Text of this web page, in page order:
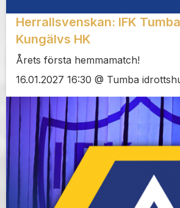
Herrallsvenskan: IFK
Kungälvs HK
Årets första hemmamatch!
16.01.2027 16:30 @ Tumba